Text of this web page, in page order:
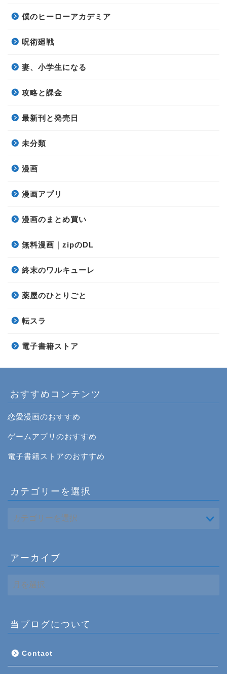
僕のヒーローアカデミア
呪術廻戦
妻、小学生になる
攻略と課金
最新刊と発売日
未分類
漫画
漫画アプリ
漫画のまとめ買い
無料漫画｜zipのDL
終末のワルキューレ
薬屋のひとりごと
転スラ
電子書籍ストア
おすすめコンテンツ
恋愛漫画のおすすめ
ゲームアプリのおすすめ
電子書籍ストアのおすすめ
カテゴリーを選択
アーカイブ
ー
ブ
当ブログについて
Contact